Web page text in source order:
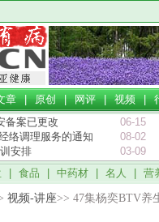
章|原创|网评|视频|
备案已更改
06-15
络调理服务的通知
08-02
安排
03-09
食品 中药材 名人 营
视频-讲座>> 47集杨奕BTV养